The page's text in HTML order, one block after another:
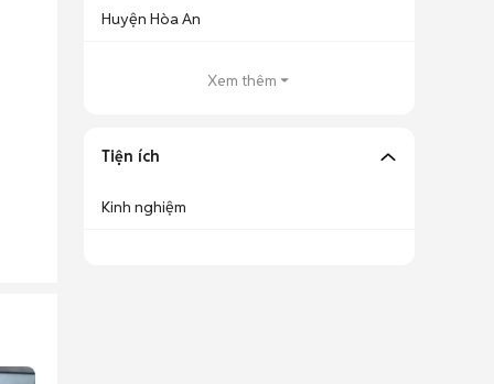
Huyện Hòa An
Xem thêm
Tiện ích
Kinh nghiệm